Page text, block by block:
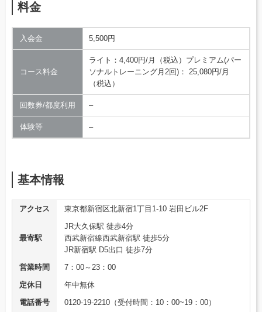
料金
入会金 5,500円
コース料金
ライト：4,400円/月（税込）プレミアム(パー
ソナルトレーニング月2回)： 25,080円/月
（税込）
回数券/都度利用 –
体験等 –
基本情報
アクセス 東京都新宿区北新宿1丁目1-10 岩田ビル2F
最寄駅
JR大久保駅 徒歩4分
西武新宿線西武新宿駅 徒歩5分
JR新宿駅 D5出口 徒歩7分
営業時間
7：00～23：00
定休日
年中無休
電話番号
0120-19-2210（受付時間：10：00~19：00）